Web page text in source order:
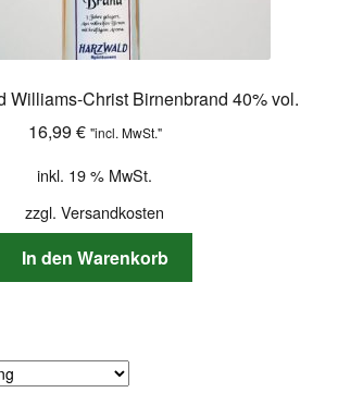
Williams-Christ Birnenbrand 40% vol.
16,99 € "incl. MwSt."
inkl. 19 % MwSt.
zzgl. Versandkosten
In den Warenkorb